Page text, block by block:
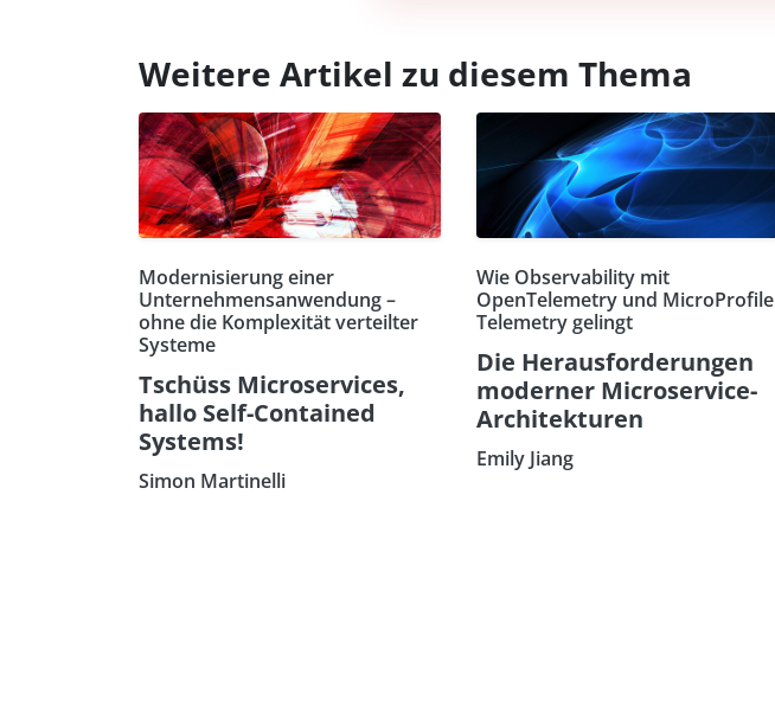
Weitere Artikel zu diesem Thema
Modernisierung einer
Unternehmensanwendung –
ohne die Komplexität verteilter
Systeme
Tschüss Microservices,
hallo Self-Contained
Systems!
Simon Martinelli
Wie Observability mit
OpenTelemetry und MicroProfile
Telemetry gelingt
Die Herausforderungen
moderner Microservice-
Architekturen
Emily Jiang